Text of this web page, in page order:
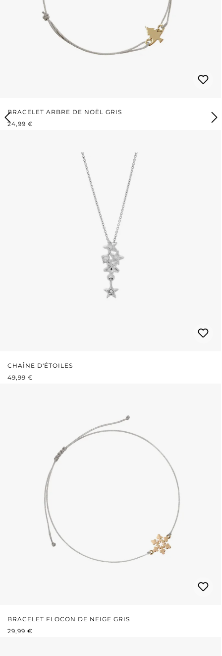
BRACELET ARBRE DE NOËL GRIS
PRIX RÉGULIER :
24,99 €
CHAÎNE D'ÉTOILES
PRIX RÉGULIER :
49,99 €
BRACELET FLOCON DE NEIGE GRIS
PRIX RÉGULIER :
29,99 €